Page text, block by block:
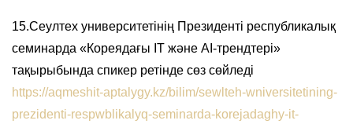
15.Сеултех университетінің Президенті республикалық
семинарда «Кореядағы IT және AI-трендтері»
тақырыбында спикер ретінде сөз сөйледі
https://aqmeshit-aptalygy.kz/bilim/sewlteh-wniversitetining-
prezidenti-respwblikalyq-seminarda-korejadaghy-it-